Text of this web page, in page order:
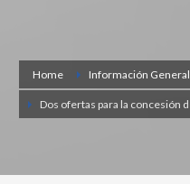
Home Información General
Dos ofertas para la concesión